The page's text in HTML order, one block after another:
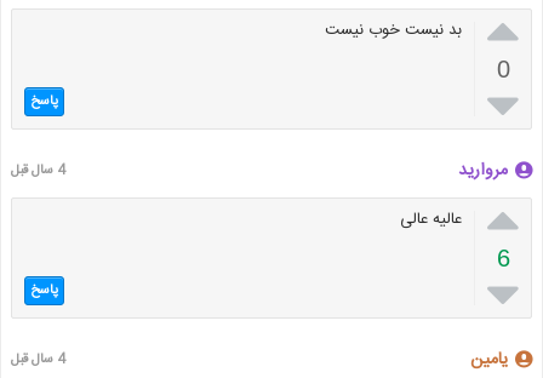

0

بد نیست خوب نیست
پاسخ
مروارید 4 سال قبل

6

عالیه عالی
پاسخ
یامین 4 سال قبل